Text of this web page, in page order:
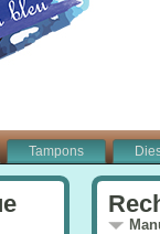
Tampons